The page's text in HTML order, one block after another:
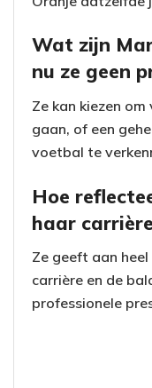
Wat zijn
nu ze geen
Ze kan kiezen
gaan, of een
voetbal te
Hoe
haar
Ze geeft aan
carrière en de
professionele